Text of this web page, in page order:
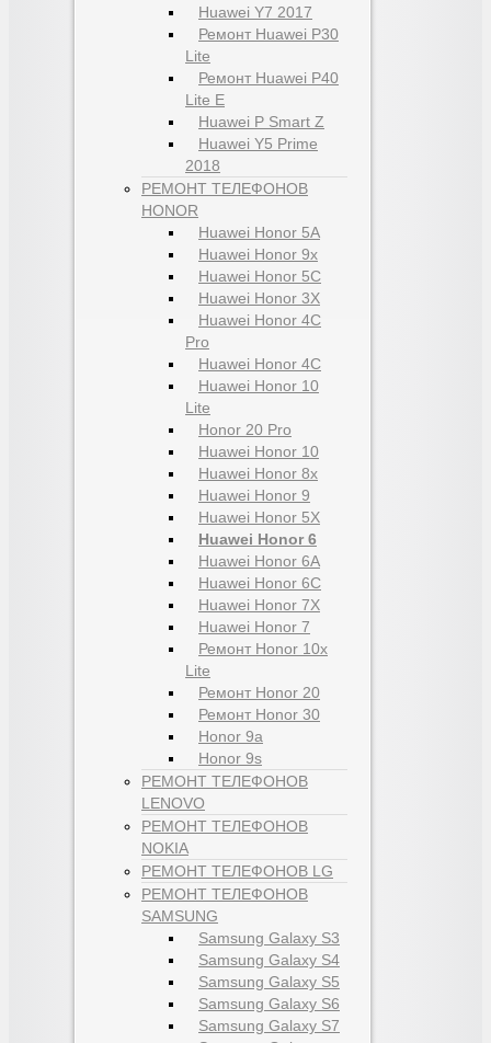
Huawei Y7 2017
Ремонт Huawei P30
Lite
Ремонт Huawei P40
Lite E
Huawei P Smart Z
Huawei Y5 Prime
2018
РЕМОНТ ТЕЛЕФОНОВ
HONOR
Huawei Honor 5A
Huawei Honor 9x
Huawei Honor 5C
Huawei Honor 3X
Huawei Honor 4C
Pro
Huawei Honor 4C
Huawei Honor 10
Lite
Honor 20 Pro
Huawei Honor 10
Huawei Honor 8x
Huawei Honor 9
Huawei Honor 5X
Huawei Honor 6
Huawei Honor 6A
Huawei Honor 6C
Huawei Honor 7X
Huawei Honor 7
Ремонт Honor 10x
Lite
Ремонт Honor 20
Ремонт Honor 30
Honor 9a
Honor 9s
РЕМОНТ ТЕЛЕФОНОВ
LENOVO
РЕМОНТ ТЕЛЕФОНОВ
NOKIA
РЕМОНТ ТЕЛЕФОНОВ LG
РЕМОНТ ТЕЛЕФОНОВ
SAMSUNG
Samsung Galaxy S3
Samsung Galaxy S4
Samsung Galaxy S5
Samsung Galaxy S6
Samsung Galaxy S7